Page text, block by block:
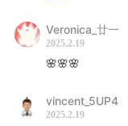
独立音乐人
一个人一把琴，游
五年走过五大洲
Veronica_廿一
2025.2.19
🌸🌸🌸
vincent_5UP4
2025.2.19